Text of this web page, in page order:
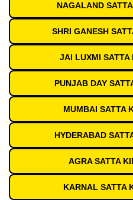
NAGALAND
SHRI GANESH
JAI LUXMI SATTA
PUNJAB DAY
MUMBAI SATTA
HYDERABAD
AGRA SATTA
KARNAL SATTA